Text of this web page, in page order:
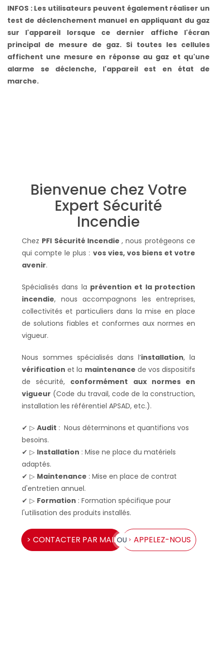
INFOS : Les utilisateurs peuvent également réaliser un
test de déclenchement manuel en appliquant du gaz
sur l'appareil lorsque ce dernier affiche l'écran
principal de mesure de gaz. Si toutes les cellules
affichent une mesure en réponse au gaz et qu'une
alarme se déclenche, l'appareil est en état de
marche.
Bienvenue chez Votre
Expert Sécurité
Incendie
Chez PFI Sécurité Incendie, nous protégeons ce
qui compte le plus : vos vies, vos biens et votre
avenir.
Spécialisés dans la prévention et la protection
incendie, nous accompagnons les entreprises,
collectivités et particuliers dans la mise en place
de solutions fiables et conformes aux normes en
vigueur.
Nous sommes spécialisés dans l’installation, la
vérification et la maintenance de vos dispositifs
de sécurité, conformément aux normes en
vigueur (Code du travail, code de la construction,
installation les référentiel APSAD, etc.).
✔ ▷ Audit : Nous déterminons et quantifions vos
besoins.
✔ ▷ Installation : Mise ne place du matériels
adaptés.
✔ ▷ Maintenance : Mise en place de contrat
d'entretien annuel.
✔ ▷ Formation : Formation spécifique pour
l'utilisation des produits installés.
> CONTACTER PAR MAILOU > APPELEZ-NOUS